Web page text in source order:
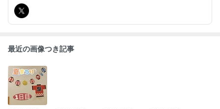
す。
最近の画像つき記事